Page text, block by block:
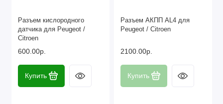
Разъем кислородного
датчика для Peugeot /
Citroen
600.00р.
Купить
Разъем АКПП AL4 для
Peugeot / Citroen
2100.00р.
Купить